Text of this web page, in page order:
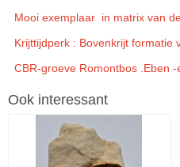
Mooi exemplaar in matrix van
Krijttijdperk : Bovenkrijt formatie
CBR-groeve Romontbos .Eben -
Ook interessant